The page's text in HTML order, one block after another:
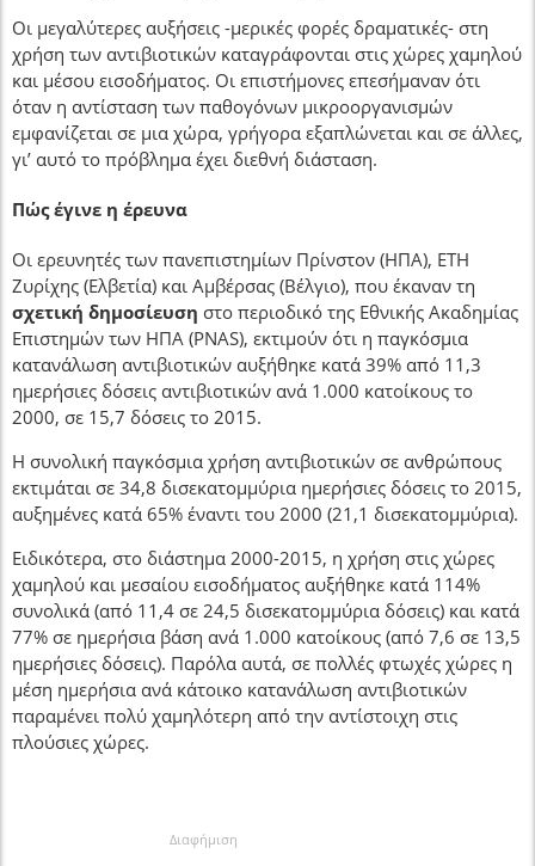
Οι μεγαλύτερες αυξήσεις -μερικές φορές δραματικές- στη
χρήση των αντιβιοτικών καταγράφονται στις χώρες χαμηλού
και μέσου εισοδήματος. Οι επιστήμονες επεσήμαναν ότι
όταν η αντίσταση των παθογόνων μικροοργανισμών
εμφανίζεται σε μια χώρα, γρήγορα εξαπλώνεται και σε άλλες,
γι’ αυτό το πρόβλημα έχει διεθνή διάσταση.
Πώς έγινε η έρευνα
Οι ερευνητές των πανεπιστημίων Πρίνστον (ΗΠΑ), ΕΤΗ
Ζυρίχης (Ελβετία) και Αμβέρσας (Βέλγιο), που έκαναν τη
σχετική δημοσίευση στο περιοδικό της Εθνικής Ακαδημίας
Επιστημών των ΗΠΑ (PNAS), εκτιμούν ότι η παγκόσμια
κατανάλωση αντιβιοτικών αυξήθηκε κατά 39% από 11,3
ημερήσιες δόσεις αντιβιοτικών ανά 1.000 κατοίκους το
2000, σε 15,7 δόσεις το 2015.
Η συνολική παγκόσμια χρήση αντιβιοτικών σε ανθρώπους
εκτιμάται σε 34,8 δισεκατομμύρια ημερήσιες δόσεις το 2015,
αυξημένες κατά 65% έναντι του 2000 (21,1 δισεκατομμύρια).
Ειδικότερα, στο διάστημα 2000-2015, η χρήση στις χώρες
χαμηλού και μεσαίου εισοδήματος αυξήθηκε κατά 114%
συνολικά (από 11,4 σε 24,5 δισεκατομμύρια δόσεις) και κατά
77% σε ημερήσια βάση ανά 1.000 κατοίκους (από 7,6 σε 13,5
ημερήσιες δόσεις). Παρόλα αυτά, σε πολλές φτωχές χώρες η
μέση ημερήσια ανά κάτοικο κατανάλωση αντιβιοτικών
παραμένει πολύ χαμηλότερη από την αντίστοιχη στις
πλούσιες χώρες.
Διαφήμιση